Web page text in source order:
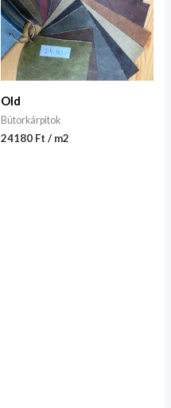
Old
Bútorkárpitok
24180 Ft / m2